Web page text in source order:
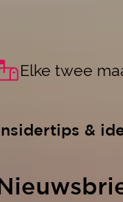
Elke twee
Insidertips &